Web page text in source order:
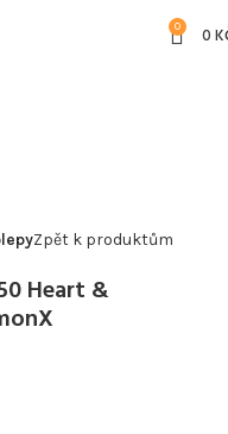
0 0
Zpět k produktům
Heart &